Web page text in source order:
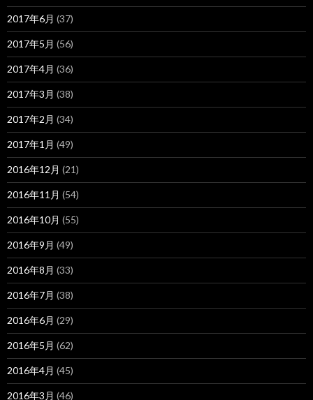
2017年6月 (37)
2017年5月 (56)
2017年4月 (36)
2017年3月 (38)
2017年2月 (34)
2017年1月 (49)
2016年12月 (21)
2016年11月 (54)
2016年10月 (55)
2016年9月 (49)
2016年8月 (33)
2016年7月 (38)
2016年6月 (29)
2016年5月 (62)
2016年4月 (45)
2016年3月 (46)